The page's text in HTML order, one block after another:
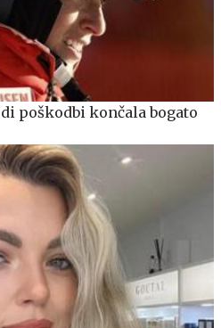
poškodbi končala bogato